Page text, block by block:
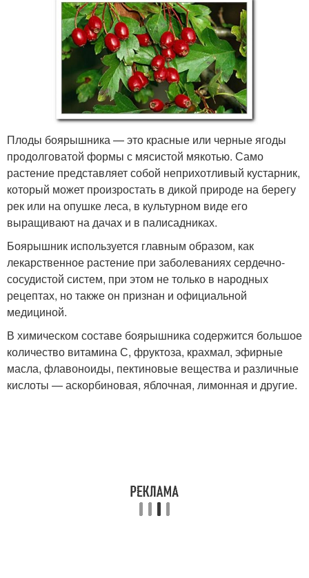
Плоды боярышника — это красные или черные ягоды
продолговатой формы с мясистой мякотью. Само
растение представляет собой неприхотливый кустарник,
который может произростать в дикой природе на берегу
рек или на опушке леса, в культурном виде его
выращивают на дачах и в палисадниках.
Боярышник используется главным образом, как
лекарственное растение при заболеваниях сердечно-
сосудистой систем, при этом не только в народных
рецептах, но также он признан и официальной
медициной.
В химическом составе боярышника содержится большое
количество витамина С, фруктоза, крахмал, эфирные
масла, флавоноиды, пектиновые вещества и различные
кислоты — аскорбиновая, яблочная, лимонная и другие.